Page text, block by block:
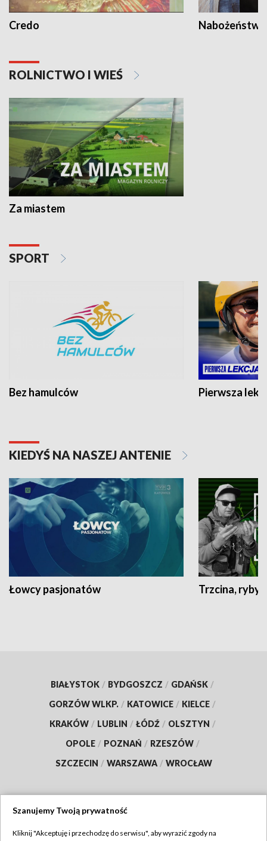
Credo
ROLNICTWO I WIEŚ
Za miastem
SPORT
Bez hamulców Pierwsza
KIEDYŚ NA NASZEJ ANTENIE
Łowcy pasjonatów Trzcina, ryby
BIAŁYSTOK / BYDGOSZCZ / GDAŃSK /
GORZÓW WLKP. / KATOWICE / KIELCE /
KRAKÓW / LUBLIN / ŁÓDŹ / OLSZTYN /
OPOLE / POZNAŃ / RZESZÓW /
SZCZECIN / WARSZAWA / WROCŁAW
Szanujemy Twoją prywatność
Kliknij "Akceptuję i przechodzę do serwisu", aby wyrazić zgody na